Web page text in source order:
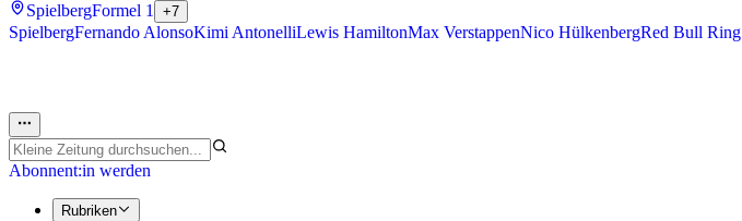
SpielbergFormel 1 +7
SpielbergFernando AlonsoKimi AntonelliLewis HamiltonMax VerstappenNico HülkenbergRed Bull Ring
Abonnent:in werden
Rubriken